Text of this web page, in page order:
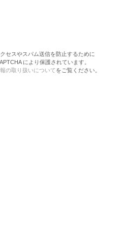
セスやスパム送信を防止するために
により保護されています。
の取り扱いについてをご覧ください。